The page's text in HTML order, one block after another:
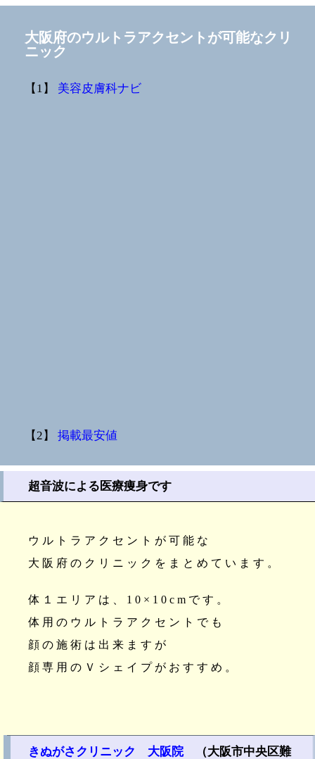
大阪府のウルトラアクセントが可能なクリ
ニック
【1】 美容皮膚科ナビ
【2】 掲載最安値
超音波による医療痩身です
ウルトラアクセントが可能な
大阪府のクリニックをまとめています。
体１エリアは、10×10cmです。
体用のウルトラアクセントでも
顔の施術は出来ますが
顔専用のＶシェイプがおすすめ。
きぬがさクリニック 大阪院（大阪市中央区難